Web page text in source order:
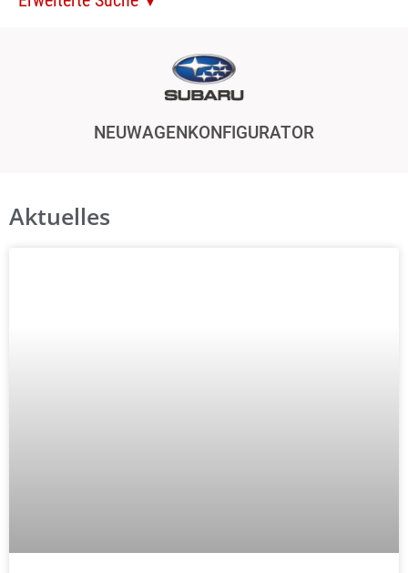
NEUWAGENKONFIGURATOR
Aktuelles